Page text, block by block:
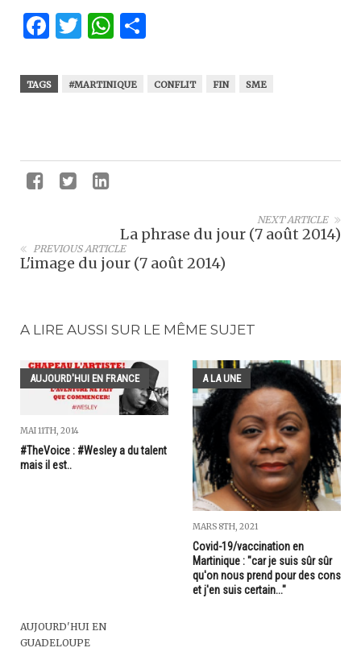
Facebook
Twitter
WhatsApp
TAGS #MARTINIQUE CONFLIT FIN SME
NEXT ARTICLE
La phrase du jour (7 août 2014)
PREVIOUS ARTICLE
L'image du jour (7 août 2014)
A LIRE AUSSI SUR LE MÊME SUJET
AUJOURD'HUI EN FRANCE
MAI 11TH, 2014
#TheVoice : #Wesley a du talent
mais il est..
A LA UNE
MARS 8TH, 2021
Covid-19/vaccination en
Martinique : "car je suis sûr sûr
qu'on nous prend pour des cons
et j'en suis certain..."
AUJOURD'HUI EN
GUADELOUPE